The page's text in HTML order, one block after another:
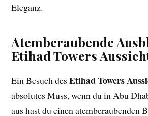
Eleganz.
Atemberaubende
Etihad Towers
Ein Besuch desEtihad Towers
absolutes Muss, wenn du in Abu
aus hast du einen atemberaubenden